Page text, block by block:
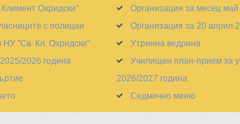
Охридски"
с полицаи
НУ "Св. Кл. Охридски"
2026 година
Организация за месец май
Организация за 20 април
Утринна ведрина
Училищен план-прием за
2026/2027 година
Седмично меню